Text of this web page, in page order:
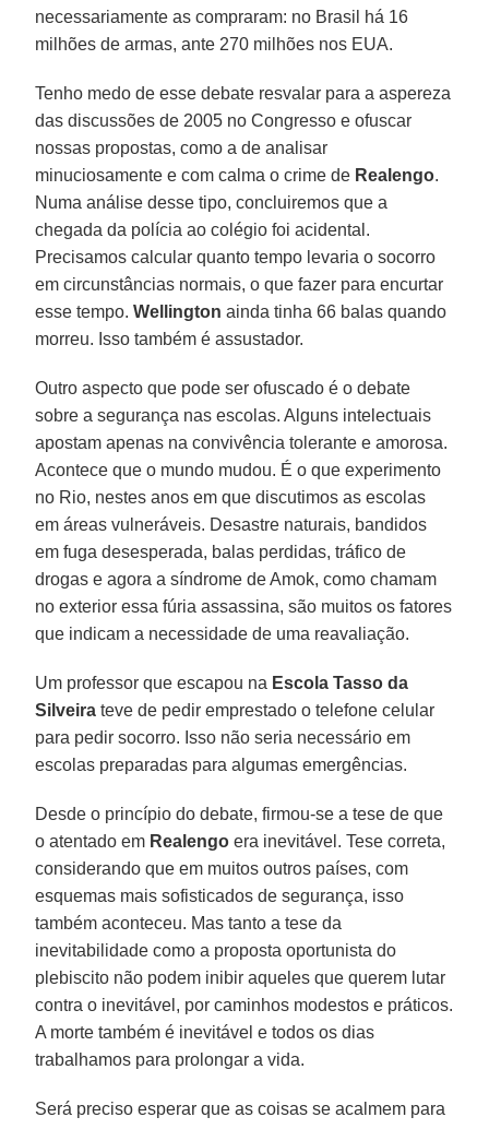
necessariamente as compraram: no Brasil há 16
milhões de armas, ante 270 milhões nos EUA.
Tenho medo de esse debate resvalar para a aspereza
das discussões de 2005 no Congresso e ofuscar
nossas propostas, como a de analisar
minuciosamente e com calma o crime de Realengo.
Numa análise desse tipo, concluiremos que a
chegada da polícia ao colégio foi acidental.
Precisamos calcular quanto tempo levaria o socorro
em circunstâncias normais, o que fazer para encurtar
esse tempo.Wellington ainda tinha 66 balas quando
morreu. Isso também é assustador.
Outro aspecto que pode ser ofuscado é o debate
sobre a segurança nas escolas. Alguns intelectuais
apostam apenas na convivência tolerante e amorosa.
Acontece que o mundo mudou. É o que experimento
no Rio, nestes anos em que discutimos as escolas
em áreas vulneráveis. Desastre naturais, bandidos
em fuga desesperada, balas perdidas, tráfico de
drogas e agora a síndrome de Amok, como chamam
no exterior essa fúria assassina, são muitos os fatores
que indicam a necessidade de uma reavaliação.
Um professor que escapou na Escola Tasso da
Silveira teve de pedir emprestado o telefone celular
para pedir socorro. Isso não seria necessário em
escolas preparadas para algumas emergências.
Desde o princípio do debate, firmou-se a tese de que
o atentado em Realengo era inevitável. Tese correta,
considerando que em muitos outros países, com
esquemas mais sofisticados de segurança, isso
também aconteceu. Mas tanto a tese da
inevitabilidade como a proposta oportunista do
plebiscito não podem inibir aqueles que querem lutar
contra o inevitável, por caminhos modestos e práticos.
A morte também é inevitável e todos os dias
trabalhamos para prolongar a vida.
Será preciso esperar que as coisas se acalmem para